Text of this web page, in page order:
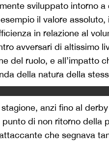
sviluppato intorno
il valore
in relazione al
avversari di altissimo
del ruolo, e all’impatto
della natura della
anzi fino al
di non ritorno della
che segnava